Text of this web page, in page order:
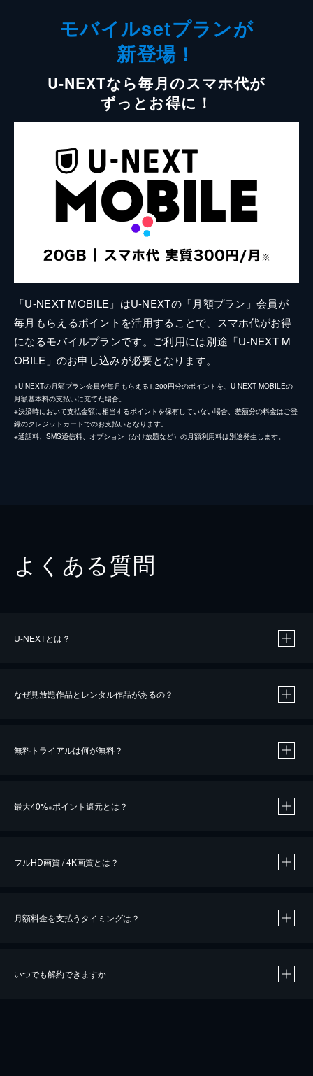
モバイルsetプランが
新登場！
U-NEXTなら毎月のスマホ代が
ずっとお得に！
「U-NEXT MOBILE」はU-NEXTの「月額プラン」会員が
毎月もらえるポイントを活用することで、スマホ代がお得
になるモバイルプランです。ご利用には別途「U-NEXT M
OBILE」のお申し込みが必要となります。
※U-NEXTの月額プラン会員が毎月もらえる1,200円分のポイントを、U-NEXT MOBILEの
月額基本料の支払いに充てた場合。
※決済時において支払金額に相当するポイントを保有していない場合、差額分の料金はご登
録のクレジットカードでのお支払いとなります。
※通話料、SMS通信料、オプション（かけ放題など）の月額利用料は別途発生します。
よくある質問
U-NEXTとは？
なぜ見放題作品とレンタル作品があるの？
無料トライアルは何が無料？
最大40%※ポイント還元とは？
※40％ポイント還元の対象は、クレジットカード決済による作品の購入 / レンタルです。
フルHD画質 / 4K画質とは？
月額料金を支払うタイミングは？
いつでも解約できますか